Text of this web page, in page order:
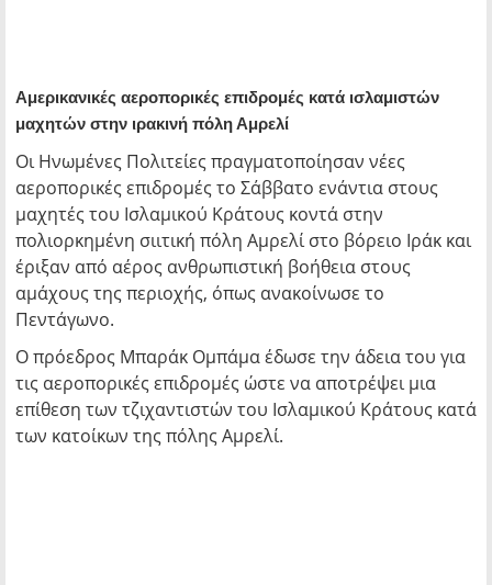
Αμερικανικές αεροπορικές επιδρομές κατά ισλαμιστών
μαχητών στην ιρακινή πόλη Αμρελί
Οι Ηνωμένες Πολιτείες πραγματοποίησαν νέες
αεροπορικές επιδρομές το Σάββατο ενάντια στους
μαχητές του Ισλαμικού Κράτους κοντά στην
πολιορκημένη σιιτική πόλη Αμρελί στο βόρειο Ιράκ και
έριξαν από αέρος ανθρωπιστική βοήθεια στους
αμάχους της περιοχής, όπως ανακοίνωσε το
Πεντάγωνο.
Ο πρόεδρος Μπαράκ Ομπάμα έδωσε την άδεια του για
τις αεροπορικές επιδρομές ώστε να αποτρέψει μια
επίθεση των τζιχαντιστών του Ισλαμικού Κράτους κατά
των κατοίκων της πόλης Αμρελί.